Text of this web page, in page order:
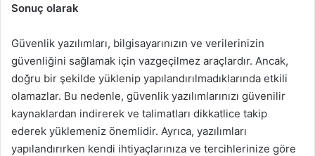
Sonuç olarak
Güvenlik yazılımları, bilgisayarınızın ve verilerinizin
güvenliğini sağlamak için vazgeçilmez araçlardır. Ancak,
doğru bir şekilde yüklenip yapılandırılmadıklarında etkili
olamazlar. Bu nedenle, güvenlik yazılımlarınızı güvenilir
kaynaklardan indirerek ve talimatları dikkatlice takip
ederek yüklemeniz önemlidir. Ayrıca, yazılımları
yapılandırırken kendi ihtiyaçlarınıza ve tercihlerinize göre